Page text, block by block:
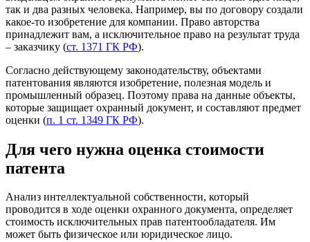
так и два разных человека. Например, вы по договору создали
какое-то изобретение для компании. Право авторства
принадлежит вам, а исключительное право на результат труда
– заказчику (ст. 1371 ГК РФ).
Согласно действующему законодательству, объектами
патентования являются изобретение, полезная модель и
промышленный образец. Поэтому права на данные объекты,
которые защищает охранный документ, и составляют предмет
оценки (п. 1 ст. 1349 ГК РФ).
Для чего нужна оценка стоимости
патента
Анализ интеллектуальной собственности, который
проводится в ходе оценки охранного документа, определяет
стоимость исключительных прав патентообладателя. Им
может быть физическое или юридическое лицо.